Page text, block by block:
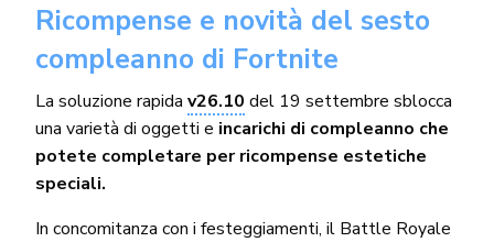
Ricompense e novità del sesto
compleanno di Fortnite
La soluzione rapidav26.10 del 19 settembre sblocca
una varietà di oggetti e incarichi di compleanno che
potete completare per ricompense estetiche
speciali.
In concomitanza con i festeggiamenti, il Battle Royale